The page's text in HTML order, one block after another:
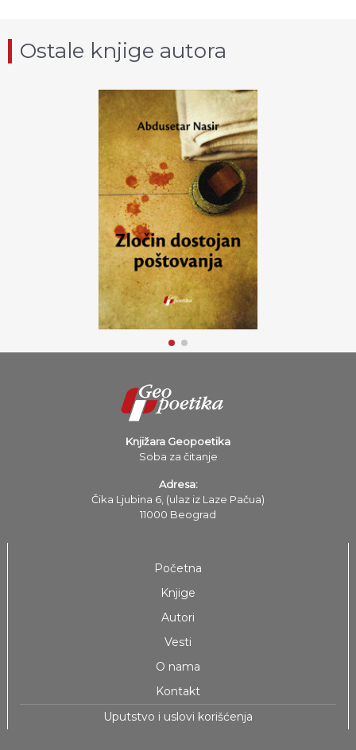
Ostale knjige autora
Knjižara Geopoetika
Soba za čitanje
Adresa:
Čika Ljubina 6, (ulaz iz Laze Pačua)
11000 Beograd
Početna
Knjige
Autori
Vesti
O nama
Kontakt
Uputstvo i uslovi korišćenja